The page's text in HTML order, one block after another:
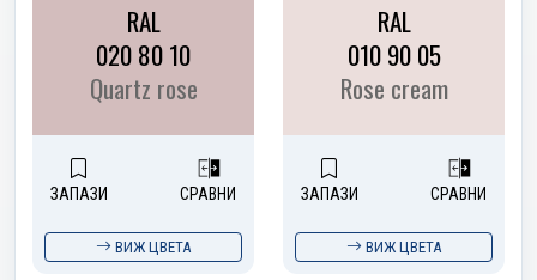
RAL
020 80 10
Quartz rose
ЗАПАЗИ СРАВНИ
ВИЖ ЦВЕТА
RAL
010 90 05
Rose cream
ЗАПАЗИ СРАВНИ
ВИЖ ЦВЕТА